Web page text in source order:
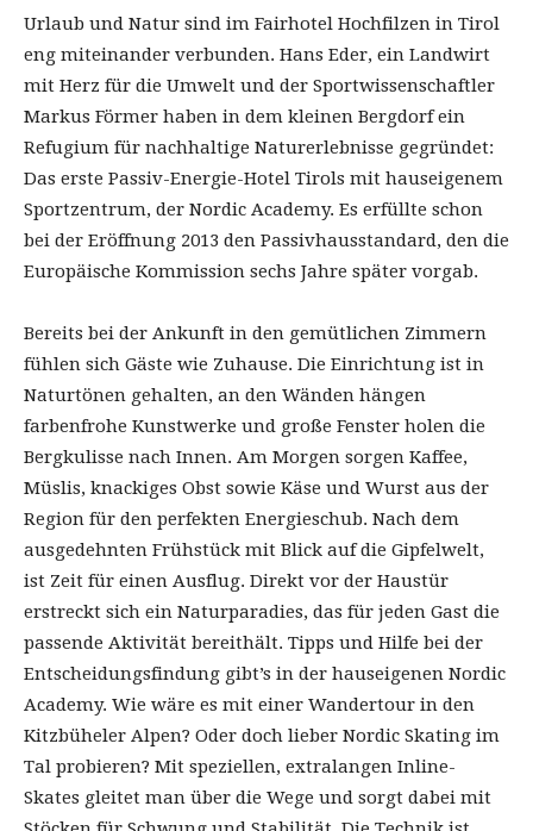
Urlaub und Natur sind im Fairhotel Hochfilzen in Tirol
eng miteinander verbunden. Hans Eder, ein Landwirt
mit Herz für die Umwelt und der Sportwissenschaftler
Markus Förmer haben in dem kleinen Bergdorf ein
Refugium für nachhaltige Naturerlebnisse gegründet:
Das erste Passiv-Energie-Hotel Tirols mit hauseigenem
Sportzentrum, der Nordic Academy. Es erfüllte schon
bei der Eröffnung 2013 den Passivhausstandard, den die
Europäische Kommission sechs Jahre später vorgab.
Bereits bei der Ankunft in den gemütlichen Zimmern
fühlen sich Gäste wie Zuhause. Die Einrichtung ist in
Naturtönen gehalten, an den Wänden hängen
farbenfrohe Kunstwerke und große Fenster holen die
Bergkulisse nach Innen. Am Morgen sorgen Kaffee,
Müslis, knackiges Obst sowie Käse und Wurst aus der
Region für den perfekten Energieschub. Nach dem
ausgedehnten Frühstück mit Blick auf die Gipfelwelt,
ist Zeit für einen Ausflug. Direkt vor der Haustür
erstreckt sich ein Naturparadies, das für jeden Gast die
passende Aktivität bereithält. Tipps und Hilfe bei der
Entscheidungsfindung gibt’s in der hauseigenen Nordic
Academy. Wie wäre es mit einer Wandertour in den
Kitzbüheler Alpen? Oder doch lieber Nordic Skating im
Tal probieren? Mit speziellen, extralangen Inline-
Skates gleitet man über die Wege und sorgt dabei mit